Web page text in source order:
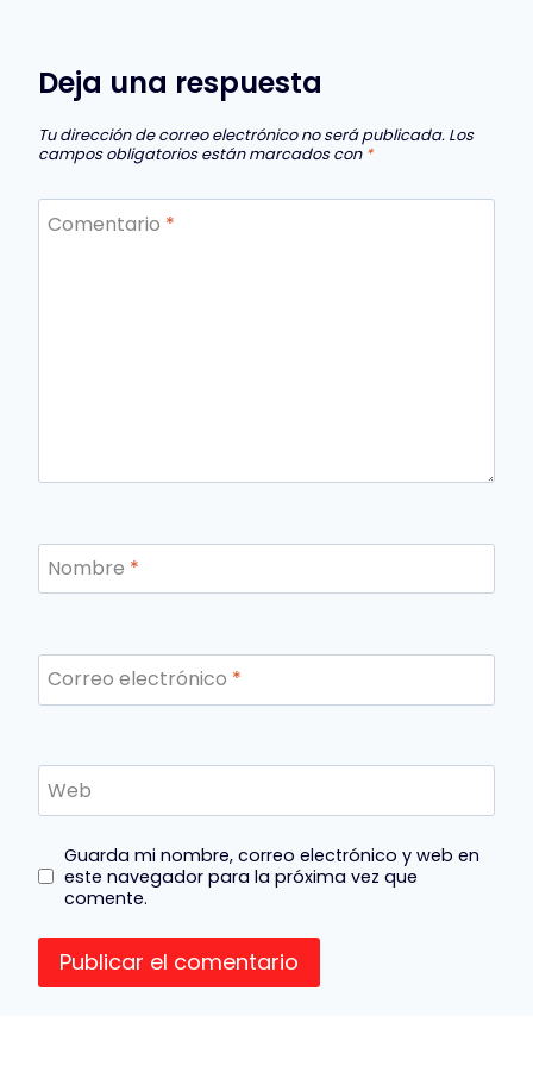
Deja una respuesta
Tu dirección de correo electrónico no será publicada. Los
campos obligatorios están marcados con *
Comentario *
Nombre *
Correo electrónico *
Web
Guarda mi nombre, correo electrónico y web en
este navegador para la próxima vez que
comente.